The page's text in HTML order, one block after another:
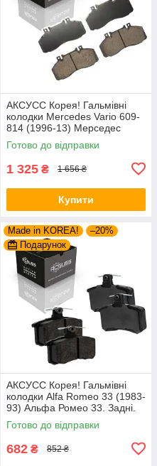
АКСУСС Корея! Гальмівні
колодки Mercedes Vario 609-
814 (1996-13) Мерседес
Варіо. Задні. GDB1695 ,
FVR1522 , GDB5050
Готово до відправки
1 325 ₴ 1 656 ₴
Купити
Made in KOREA!
–20%
Подарунок
АКСУСС Корея! Гальмівні
колодки Alfa Romeo 33 (1983-
93) Альфа Ромео 33. Задні.
GDB1050 , FDB222
Готово до відправки
682 ₴ 852 ₴